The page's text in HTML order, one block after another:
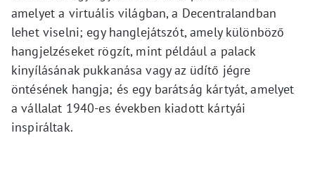
amelyet a virtuális világban, a Decentralandban
lehet viselni; egy hanglejátszót, amely különböző
hangjelzéseket rögzít, mint például a palack
kinyílásának pukkanása vagy az üdítő jégre
öntésének hangja; és egy barátság kártyát, amelyet
a vállalat 1940-es években kiadott kártyái
inspiráltak.